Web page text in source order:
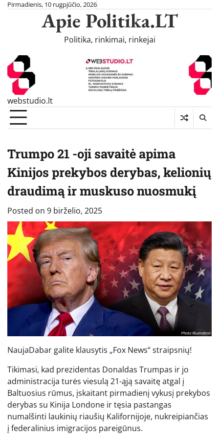
SkipPirmadienis, 10 rugpjūčio, 2026
Apie Politika.LT
Politika, rinkimai, rinkejai
webstudio.lt
Trumpo 21 -oji savaitė apima
Kinijos prekybos derybas, kelionių
draudimą ir muskuso nuosmukį
Posted on 9 birželio, 2025
NaujaDabar galite klausytis „Fox News“ straipsnių!
Tikimasi, kad prezidentas Donaldas Trumpas ir jo
administracija turės viesulą 21-ąją savaitę atgal į
Baltuosius rūmus, įskaitant pirmadienį vykusį prekybos
derybas su Kinija Londone ir tęsia pastangas
numalšinti laukinių riaušių Kalifornijoje, nukreipiančias
į federalinius imigracijos pareigūnus.